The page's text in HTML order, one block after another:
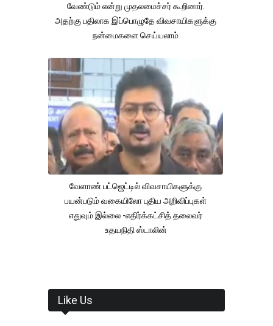
வேண்டும் என்று முதலமைச்சர் கூறினார்.
அதற்கு பதிலாக இப்பொழுதே விவசாயிகளுக்கு
நன்மைகளை செய்யலாம்
வேளாண் பட்ஜெட்டில் விவசாயிகளுக்கு
பயன்படும் வகையிலோ புதிய அறிவிப்புகள்
எதுவும் இல்லை -எதிர்க்கட்சித் தலைவர்
உதயநிதி ஸ்டாலின்
Like Us